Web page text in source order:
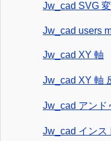
Jw_cad SVG
Jw_cad users
Jw_cad XY 軸
Jw_cad XY 軸
Jw_cad アンド
Jw_cad インス